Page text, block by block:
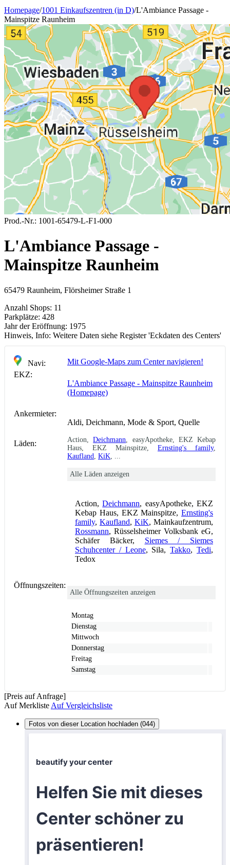
Homepage/1001 Einkaufszentren (in D)/L'Ambiance Passage -
Mainspitze Raunheim
Prod.-Nr.: 1001-65479-L-F1-000
L'Ambiance Passage -
Mainspitze Raunheim
65479 Raunheim, Flörsheimer Straße 1
Anzahl Shops: 11
Parkplätze: 428
Jahr der Eröffnung: 1975
Hinweis, Info: Weitere Daten siehe Register 'Eckdaten des Centers'
Navi:
Mit Google-Maps zum Center navigieren!
EKZ:
L'Ambiance Passage - Mainspitze Raunheim
(Homepage)
Ankermieter:
Aldi, Deichmann, Mode & Sport, Quelle
Läden: Action,Deichmann , easyApotheke, EKZ Kebap
Haus, EKZ Mainspitze, Ernsting's family,
Kaufland
KiK
Alle Läden anzeigen
Action,Deichmann, easyApotheke, EKZ
Kebap Haus, EKZ Mainspitze, Ernsting's
family, Kaufland, KiK, Mainkaufzentrum,
Rossmann, Rüsselsheimer Volksbank eG,
Schäfer Bäcker, Siemes / Siemes
Schuhcenter / Leone, Sila,Takko,Tedi,
Tedox
Öffnungszeiten:
Alle Öffnungszeiten anzeigen
Montag
Dienstag
Mittwoch
Donnerstag
Freitag
Samstag
[Preis auf Anfrage]
Auf Merkliste Auf Vergleichsliste
Fotos von dieser Location hochladen (044)